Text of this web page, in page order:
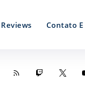
Reviews Contato